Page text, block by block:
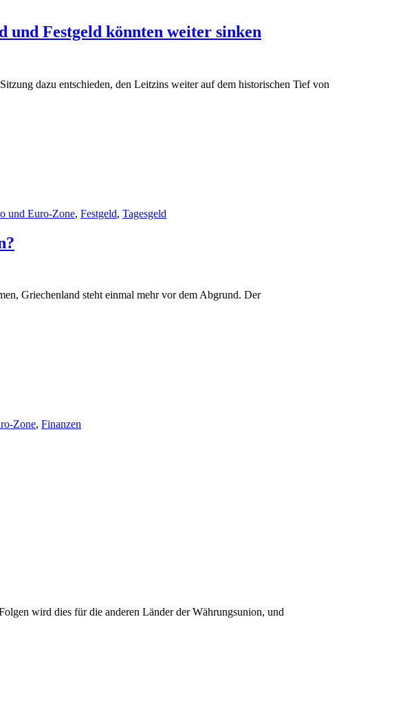
und Festgeld könnten weiter sinken
dazu entschieden, den Leitzins weiter auf dem historischen Tief von
und Euro-Zone, Festgeld, Tagesgeld
Griechenland steht einmal mehr vor dem Abgrund. Der
Zone, Finanzen
wird dies für die anderen Länder der Währungsunion, und